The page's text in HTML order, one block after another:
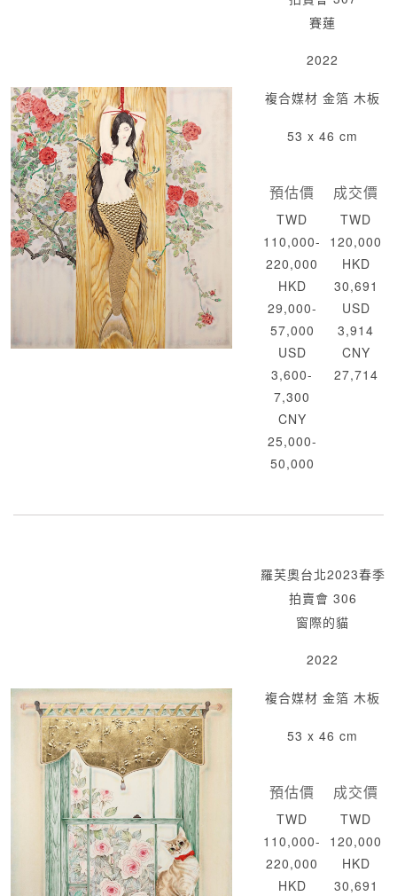
賽蓮
2022
複合媒材 金箔 木板
53 x 46 cm
預估價
TWD
110,000-
220,000
HKD
29,000-
57,000
USD
3,600-
7,300
CNY
25,000-
50,000
成交價
TWD
120,000
HKD
30,691
USD
3,914
CNY
27,714
羅芙奧台北2023春季
拍賣會 306
窗際的貓
2022
複合媒材 金箔 木板
53 x 46 cm
預估價
TWD
110,000-
220,000
HKD
成交價
TWD
120,000
HKD
30,691